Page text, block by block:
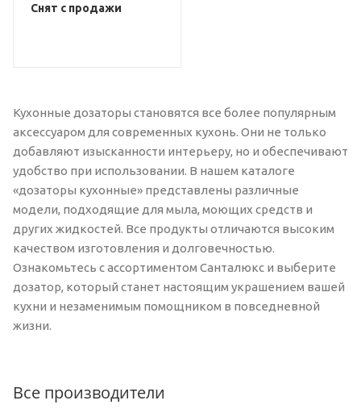
Снят с продажи
Кухонные дозаторы становятся все более популярным
аксессуаром для современных кухонь. Они не только
добавляют изысканности интерьеру, но и обеспечивают
удобство при использовании. В нашем каталоге
«дозаторы кухонные» представлены различные
модели, подходящие для мыла, моющих средств и
других жидкостей. Все продукты отличаются высоким
качеством изготовления и долговечностью.
Ознакомьтесь с ассортиментом Санталюкс и выберите
дозатор, который станет настоящим украшением вашей
кухни и незаменимым помощником в повседневной
жизни.
Все производители